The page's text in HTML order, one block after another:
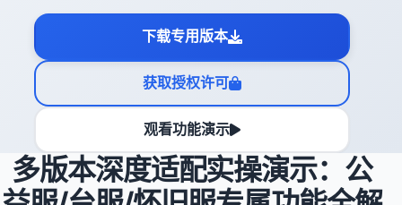
下载专用版本
获取授权许可
观看功能演示
多版本深度适配实操演示：公